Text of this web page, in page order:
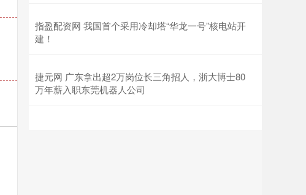
指盈配资网 我国首个采用冷却塔“华龙一号”核电站开
建！
捷元网 广东拿出超2万岗位长三角招人，浙大博士80
万年薪入职东莞机器人公司